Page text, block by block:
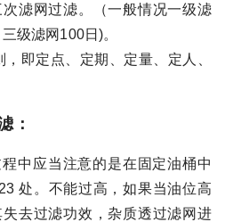
滤网过滤。（一般情况一级滤
级滤网100日)。
即定点、定期、定量、定人、
：
中应当注意的是在固定油桶中
处。不能过高，如果当油位高
去过滤功效，杂质透过滤网进